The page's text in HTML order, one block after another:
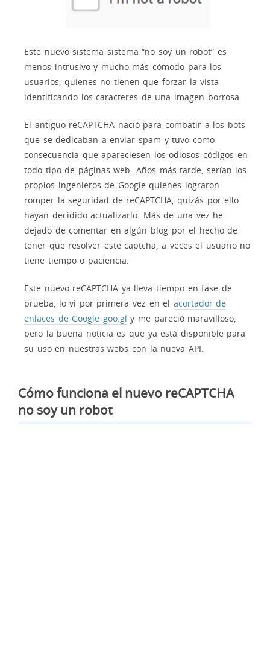
Este nuevo sistema sistema “no soy un robot“ es
menos intrusivo y mucho más cómodo para los
usuarios, quienes no tienen que forzar la vista
identificando los caracteres de una imagen borrosa.
El antiguo reCAPTCHA nació para combatir a los bots
que se dedicaban a enviar spam y tuvo como
consecuencia que apareciesen los odiosos códigos en
todo tipo de páginas web. Años más tarde, serían los
propios ingenieros de Google quienes lograron
romper la seguridad de reCAPTCHA, quizás por ello
hayan decidido actualizarlo. Más de una vez he
dejado de comentar en algún blog por el hecho de
tener que resolver este captcha, a veces el usuario no
tiene tiempo o paciencia.
Este nuevo reCAPTCHA ya lleva tiempo en fase de
prueba, lo vi por primera vez en el acortador de
enlaces de Google goo.gl y me pareció maravilloso,
pero la buena noticia es que ya está disponible para
su uso en nuestras webs con la nueva API.
Cómo funciona el nuevo reCAPTCHA
no soy un robot